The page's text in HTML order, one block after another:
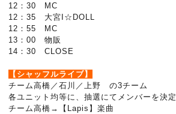
12：30 MC
12：35 大宮I☆DOLL
12：55 MC
13：00 物販
14：30 CLOSE
【シャッフルライブ】
チーム高橋／石川／上野 の3チーム
各ユニット均等に、抽選にてメンバーを決定
チーム高橋→【Lapis】楽曲